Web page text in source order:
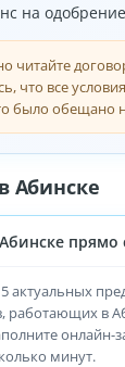
на
читайте
что все условия
было обещано
Абинске
прямо
актуальных
работающих в
онлайн-
минут.